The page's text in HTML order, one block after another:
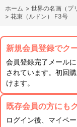
ホーム > 世界の名画（プ
> 花束（ルドン） F3号
新規会員登録でク
会員登録完了メール
されています。初回
けます。
既存会員の方にも
ログイン後、マイペ